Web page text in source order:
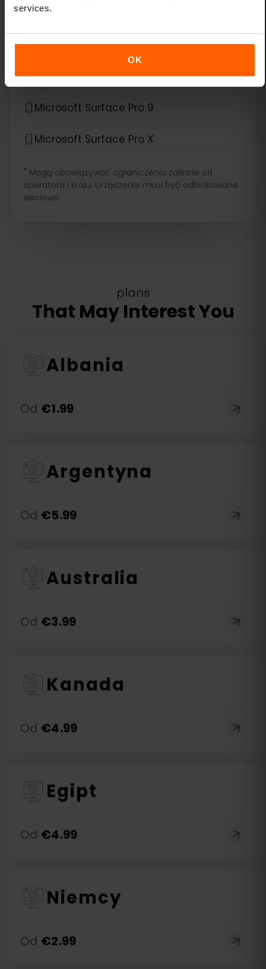
services.
OK
Microsoft Surface Duo
Microsoft Surface Duo 2
Microsoft Surface Go 3
Microsoft Surface Pro 9
Microsoft Surface Pro X
* Mogą obowiązywać ograniczenia zależne od
operatora i kraju. Urządzenie musi być odblokowane
sieciowo.
plans
That May Interest You
Albania
Od €1.99
Argentyna
Od €5.99
Australia
Od €3.99
Kanada
Od €4.99
Egipt
Od €4.99
Niemcy
Od €2.99